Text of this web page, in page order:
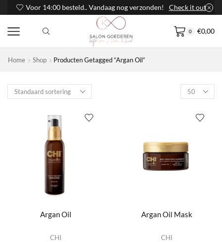
Voor 14:00 besteld.. Vandaag nog verzonden! Check it out
0 €0,00
Home Shop Producten Getagged “Argan Oil”
Products
per
Argan Oil
CHI
Argan Oil Mask
CHI